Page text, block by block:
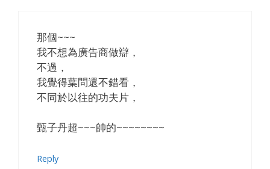
那個~~~
我不想為廣告商做辯，
不過，
我覺得葉問還不錯看，
不同於以往的功夫片，
甄子丹超~~~帥的~~~~~~~~
Reply